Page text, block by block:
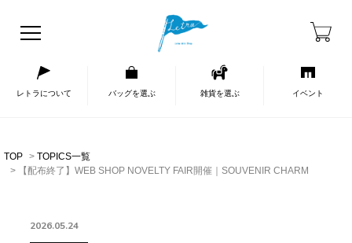
レトラについて バッグを選ぶ 雑貨を選ぶ イベント
TOP
TOPICS一覧
【配布終了】WEB SHOP NOVELTY FAIR開催｜SOUVENIR CHARM
2026.05.24